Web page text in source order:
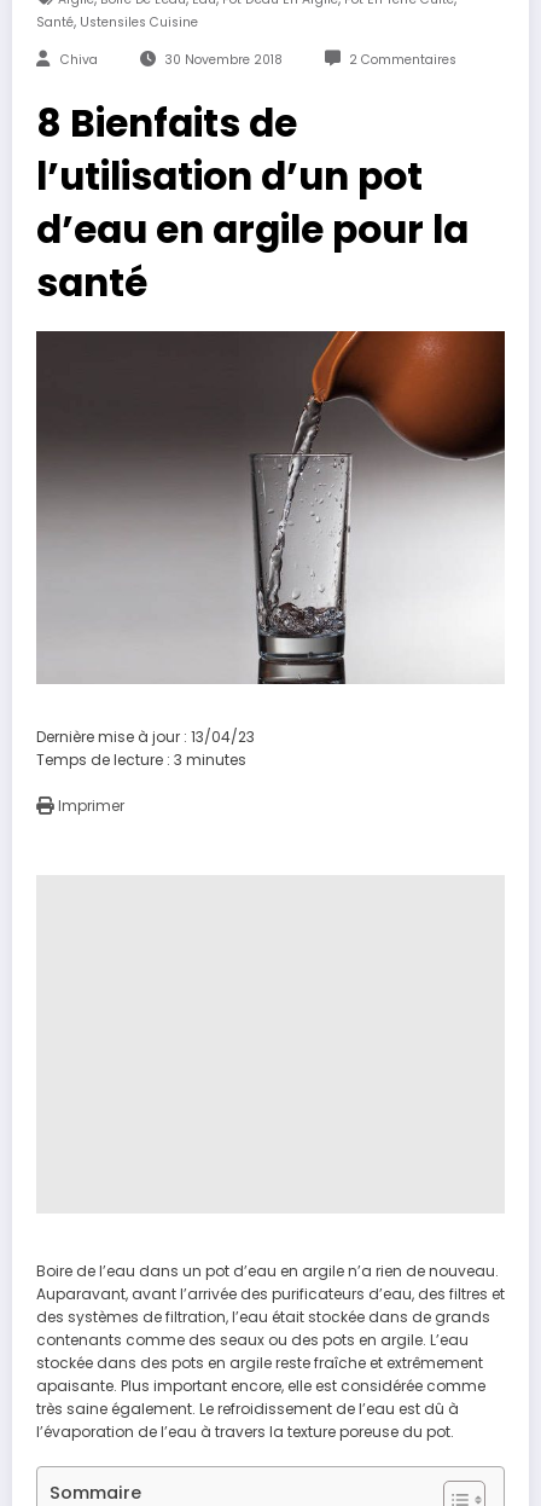
Santé, Ustensiles Cuisine
Chiva 30 Novembre 2018 2 Commentaires
8 Bienfaits de
l’utilisation d’un pot
d’eau en argile pour la
santé
Dernière mise à jour : 13/04/23
Temps de lecture : 3 minutes
Imprimer
Boire de l’eau dans un pot d’eau en argile n’a rien de nouveau.
Auparavant, avant l’arrivée des purificateurs d’eau, des filtres et
des systèmes de filtration, l’eau était stockée dans de grands
contenants comme des seaux ou des pots en argile. L’eau
stockée dans des pots en argile reste fraîche et extrêmement
apaisante. Plus important encore, elle est considérée comme
très saine également. Le refroidissement de l’eau est dû à
l’évaporation de l’eau à travers la texture poreuse du pot.
Sommaire